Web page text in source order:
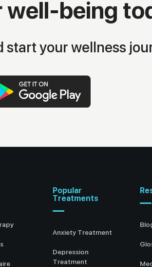
well-being
start your wellness
Popular
Treatments
Anxiety Treatment
Depression
Treatment